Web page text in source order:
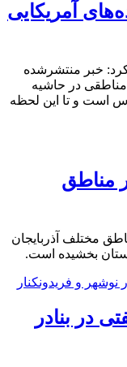
آمریکایی
خبر منتشرشده
مناطقی در حاشیه
است و تا این لحظه
مناطق
مختلف آذربایجان
بخشیده است.
در بنادر